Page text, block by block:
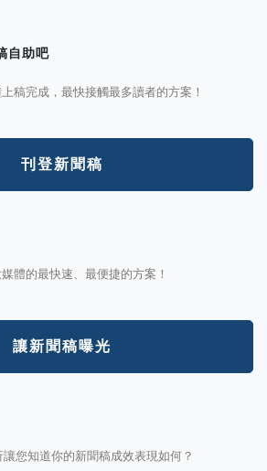
自助吧
稿完成，最快接觸最多讀者的方案！
刊登新聞稿
體的最快速、最便捷的方案！
讓新聞稿曝光
您知道你的新聞稿成效表現如何？